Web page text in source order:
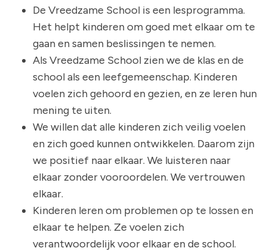
De Vreedzame School is een lesprogramma.
Het helpt kinderen om goed met elkaar om te
gaan en samen beslissingen te nemen.
Als Vreedzame School zien we de klas en de
school als een leefgemeenschap. Kinderen
voelen zich gehoord en gezien, en ze leren hun
mening te uiten.
We willen dat alle kinderen zich veilig voelen
en zich goed kunnen ontwikkelen. Daarom zijn
we positief naar elkaar. We luisteren naar
elkaar zonder vooroordelen. We vertrouwen
elkaar.
Kinderen leren om problemen op te lossen en
elkaar te helpen. Ze voelen zich
verantwoordelijk voor elkaar en de school.